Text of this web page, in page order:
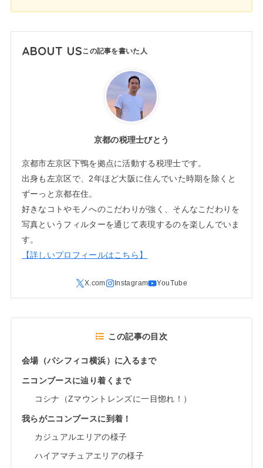
ABOUT US
京都の税理士びとう
京都市左京区下鴨を拠点に活動する税理士です。
出身も左京区で、2年ほど大阪に住んでいた時期を除くと
ずーっと京都在住。
好きなコトやモノへのこだわりが強く、そんなこだわりを
写真というフィルターを通じて表現するのを楽しんでいま
す。
【詳しいプロフィールはこちら】
この記事の目次
会場（パシフィコ横浜）に入るまで
ニコンブースに辿り着くまで
コシナ（Zマウントレンズに一目惚れ！）
我らがニコンブースに到着！
カジュアルエリアの様子
ハイアマチュアエリアの様子